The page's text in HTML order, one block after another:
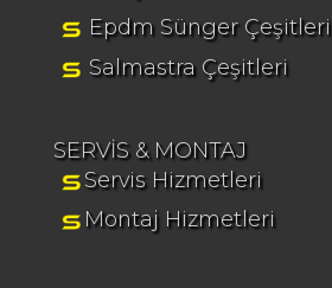
Epdm Sünger Çeşitleri
Salmastra Çeşitleri
SERVİS & MONTAJ
Servis Hizmetleri
Montaj Hizmetleri